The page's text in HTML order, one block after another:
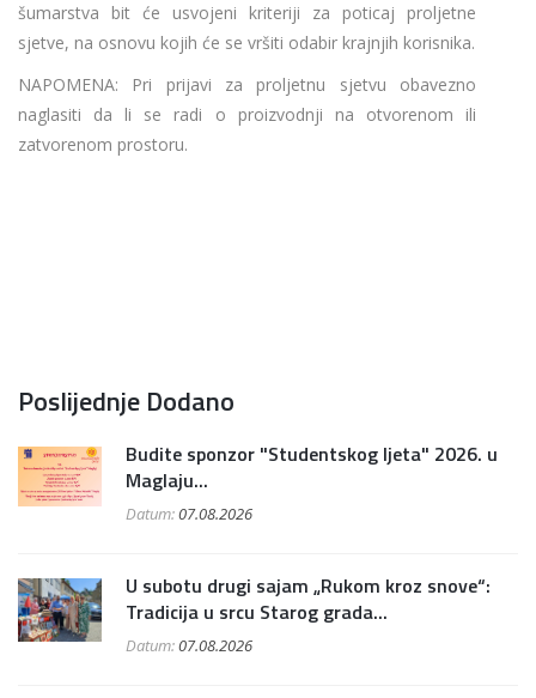
šumarstva bit će usvojeni kriteriji za poticaj proljetne
sjetve, na osnovu kojih će se vršiti odabir krajnjih korisnika.
NAPOMENA: Pri prijavi za proljetnu sjetvu obavezno
naglasiti da li se radi o proizvodnji na otvorenom ili
zatvorenom prostoru.
Poslijednje Dodano
Budite sponzor "Studentskog ljeta" 2026. u
Maglaju...
Datum:07.08.2026
U subotu drugi sajam „Rukom kroz snove“:
Tradicija u srcu Starog grada...
Datum:07.08.2026